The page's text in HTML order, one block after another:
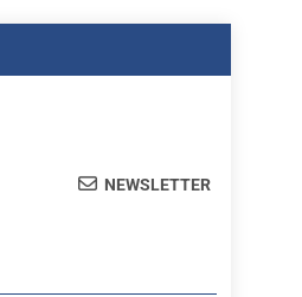
NEWSLETTER